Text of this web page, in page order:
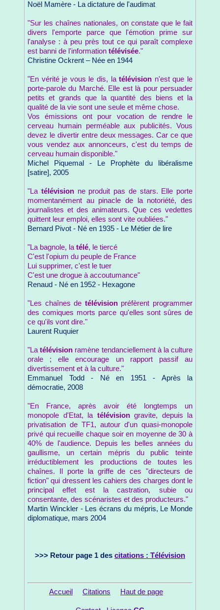
Noël Mamère - La dictature de l'audimat
"Sur les chaînes nationales, on constate que le fait
divers l'emporte parce que l'émotion prime sur
l'analyse : à peu près tout ce qui paraît complexe
est banni de l'information télévisée."
Christine Ockrent – Née en 1944
"En vérité je vous le dis, latélévision n'est que le
porte-parole du Marché. Elle est là pour persuader
petits et grands que la quantité des biens et la
qualité de la vie sont une seule et même chose.
Vos émissions ont pour vocation de rendre le
cerveau humain perméable aux publicités. Vous
devez le divertir entre deux messages. Car ce que
vous vendez aux annonceurs, c'est du temps de
cerveau humain disponible."
Michel Piquemal - Le Prophète du libéralisme
[satire], 2005
"La télévisionne produit pas de stars. Elle porte
momentanément au pinacle de la notoriété, des
journalistes et des animateurs. Que ces vedettes
quittent leur emploi, elles sont vite oubliées."
Bernard Pivot - Né en 1935 - Le Métier de lire
"La bagnole, la télé, le tiercé
C'est l'opium du peuple de France
Lui supprimer, c'est le tuer
C'est une drogue à accoutumance"
Renaud - Né en 1952 - Hexagone
"Les chaînes de télévisionpréfèrent programmer
des comiques morts parce qu'elles sont sûres de
ce qu'ils vont dire."
Laurent Ruquier
"Latélévision ramène tendanciellement à la culture
orale ; elle encourage un rapport passif au
divertissement et à la culture."
Emmanuel Todd - Né en 1951 - Après la
démocratie, 2008
"En France, après avoir été longtemps un
monopole d'Etat, la télévisiongravite, depuis la
privatisation de TF1, autour d'un quasi-monopole
privé qui recueille chaque soir en moyenne de 30 à
40% de l'audience. Depuis les belles années du
gaullisme, un certain mépris du public teinte
irréductiblement les productions de toutes les
chaînes. Il porte la griffe de ces "directeurs de
fiction" qui dressent les cahiers des charges dont le
principal effet est la castration, subie ou
consentante, des scénaristes et des producteurs."
Martin Winckler - Les écrans du mépris, Le Monde
diplomatique, mars 2004
>>> Retour page 1 des citations : Télévision
Accueil Citations Haut de page